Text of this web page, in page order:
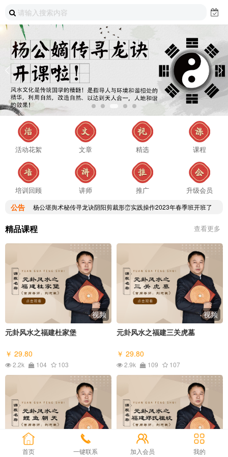
活动花絮 文章 精选 课程
培训回顾 讲师 推广 升级会员
公告
杨公堪舆术秘传寻龙诀阴阳剪裁形峦实践操作2023年春季班开班了
杨公堪舆术秘传寻龙诀阴阳剪裁形峦实践操作2023年春季班开班了
杨公堪舆术秘传寻龙诀阴阳剪裁形峦实践操作2023年春季班开班了
精品课程 查看更多
视频
元卦风水之福建杜家堡
￥ 29.80
2.2k 104 103
视频
元卦风水之福建三关虎墓
￥ 29.80
2.9k 109 107
视频
首页 一键联系 加入会员 我的